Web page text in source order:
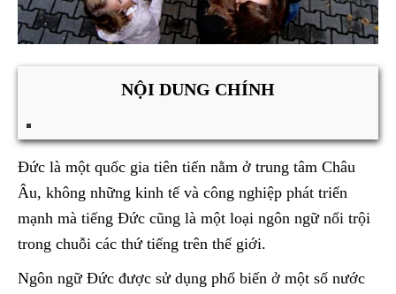
NỘI DUNG CHÍNH
Đức là một quốc gia tiên tiến nằm ở trung tâm Châu
Âu, không những kinh tế và công nghiệp phát triển
mạnh mà tiếng Đức cũng là một loại ngôn ngữ nổi trội
trong chuỗi các thứ tiếng trên thế giới.
Ngôn ngữ Đức được sử dụng phổ biến ở một số nước